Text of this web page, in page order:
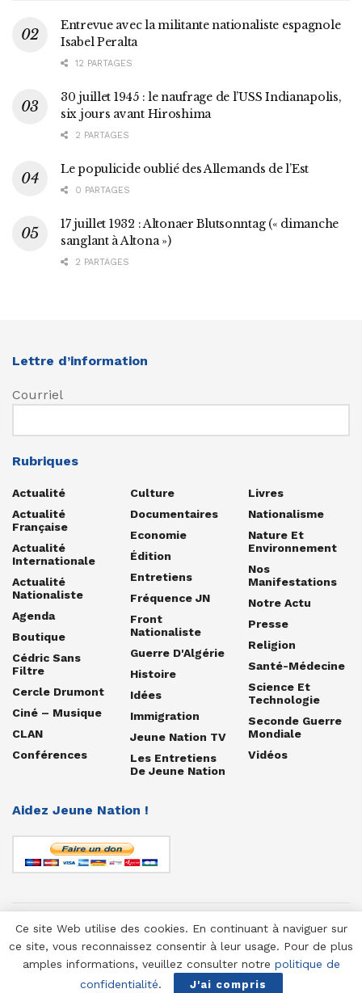
Entrevue avec la militante nationaliste espagnole
Isabel Peralta
12 PARTAGES
30 juillet 1945 : le naufrage de l’USS Indianapolis,
six jours avant Hiroshima
2 PARTAGES
Le populicide oublié des Allemands de l’Est
0 PARTAGES
17 juillet 1932 : Altonaer Blutsonntag (« dimanche
sanglant à Altona »)
2 PARTAGES
Lettre d’information
Courriel
Rubriques
Actualité
Actualité
Française
Actualité
Internationale
Actualité
Nationaliste
Agenda
Boutique
Cédric Sans
Filtre
Cercle Drumont
Ciné – Musique
CLAN
Conférences
Culture
Documentaires
Economie
Édition
Entretiens
Fréquence JN
Front
Nationaliste
Guerre D'Algérie
Histoire
Idées
Immigration
Jeune Nation TV
Les Entretiens
De Jeune Nation
Livres
Nationalisme
Nature Et
Environnement
Nos
Manifestations
Notre Actu
Presse
Religion
Santé-Médecine
Science Et
Technologie
Seconde Guerre
Mondiale
Vidéos
Aidez Jeune Nation !
© 1958-2025 Jeune Nation
Ce site Web utilise des cookies. En continuant à naviguer sur
ce site, vous reconnaissez consentir à leur usage. Pour de plus
amples informations, veuillez consulter notre politique de
confidentialité. J'ai compris